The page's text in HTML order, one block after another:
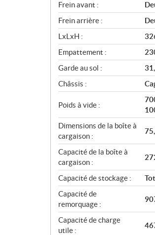
Frein avant :
Frein arrière :
LxLxH :
Empattement :
Garde au sol :
Châssis :
Poids à vide :
Dimensions de la boîte à
cargaison :
Capacité de la boîte à
cargaison :
Capacité de stockage :
Capacité de
remorquage :
Capacité de charge
utile :